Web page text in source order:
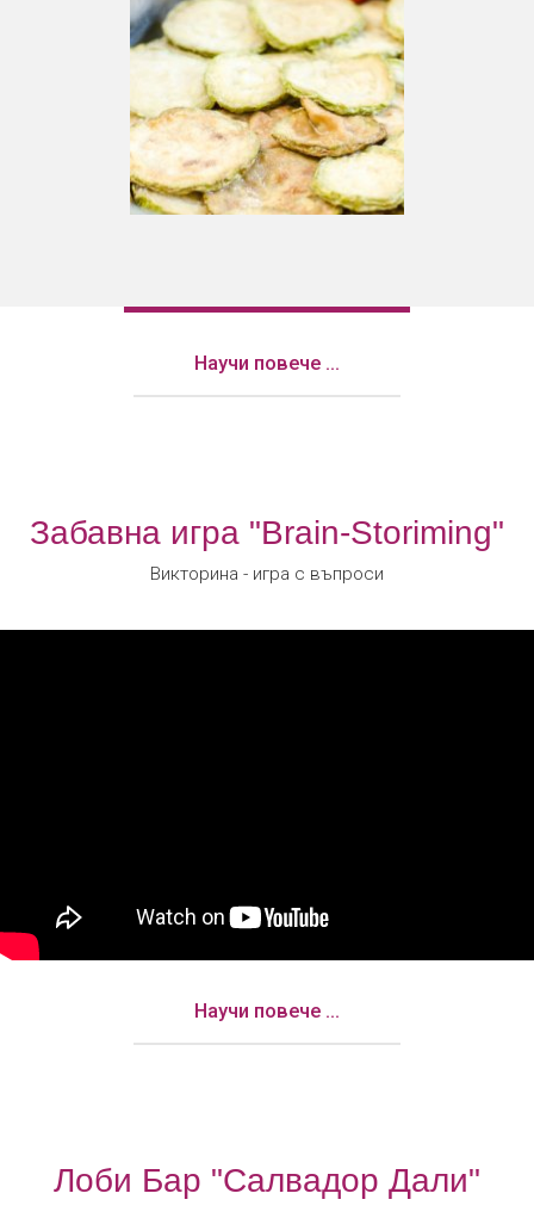
Научи повече ...
Забавна игра "Brain-Storiming"
Викторина - игра с въпроси
Научи повече ...
Лоби Бар "Салвадор Дали"